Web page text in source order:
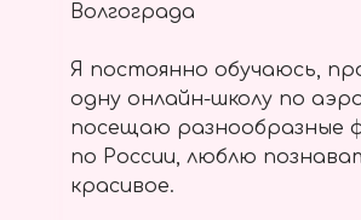
Волгограда
Я постоянно обучаюсь,
одну онлайн-школу по
посещаю разнообразные
по России, люблю
красивое.